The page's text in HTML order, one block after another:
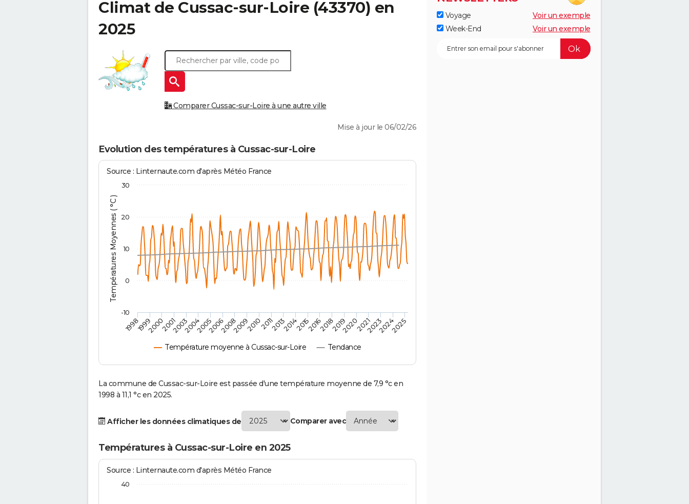
Climat de Cussac-sur-Loire (43370) en
2025
Comparer Cussac-sur-Loire à une autre ville
Mise à jour le 06/02/26
Evolution des températures à Cussac-sur-Loire
Températures Moyennes ( °C )
Source : Linternaute.com d'après Météo France
Température moyenne à Cussac-sur-Loire Tendance
1998 2014
199920002001200320042005200620082009201020112013 201520162018201920202021202320242025
0
10
20
-10
30
La commune de Cussac-sur-Loire est passée d'une température moyenne de 7,9 °c en
1998 à 11,1 °c en 2025.
Afficher les données climatiques de Comparer avec
Températures à Cussac-sur-Loire en 2025
Source : Linternaute.com d'après Météo France
40
Voyage
Voir un exemple
Week-End
Voir un exemple